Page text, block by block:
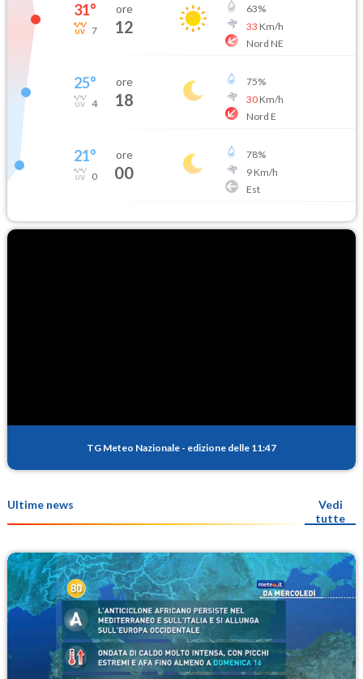
31°
7
ore
12
63%
33 Km/h
Nord NE
25°
4
ore
18
75%
30Km/h
Nord E
21°
0
ore
00
78%
9Km/h
Est
TG Meteo Nazionale - edizione delle 11:47
Ultime news
Vedi
tutte